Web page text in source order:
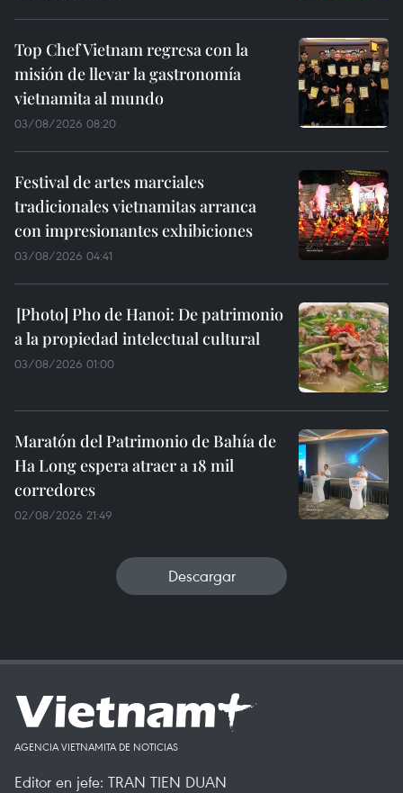
Top Chef Vietnam regresa con la
misión de llevar la gastronomía
vietnamita al mundo
03/08/2026 08:20
Festival de artes marciales
tradicionales vietnamitas arranca
con impresionantes exhibiciones
03/08/2026 04:41
Pho de Hanoi: De patrimonio
a la propiedad intelectual cultural
03/08/2026 01:00
Maratón del Patrimonio de Bahía de
Ha Long espera atraer a 18 mil
corredores
02/08/2026 21:49
Descargar
AGENCIA VIETNAMITA DE NOTICIAS
Editor en jefe: TRAN TIEN DUAN